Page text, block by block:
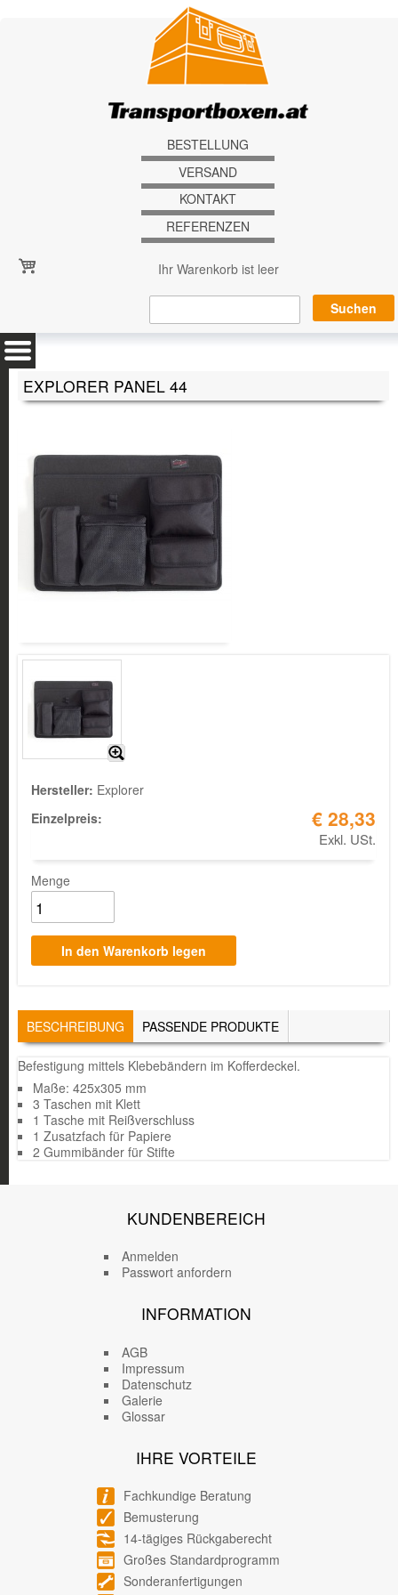
BESTELLUNG
VERSAND
KONTAKT
REFERENZEN
Ihr Warenkorb ist leer
EXPLORER PANEL 44
Hersteller: Explorer
Einzelpreis:
€ 28,33
Exkl. USt.
Menge
TABS
BESCHREIBUNG (AKTIVER
REITER)
PASSENDE PRODUKTE
Befestigung mittels Klebebändern im Kofferdeckel.
Maße: 425x305 mm
3 Taschen mit Klett
1 Tasche mit Reißverschluss
1 Zusatzfach für Papiere
2 Gummibänder für Stifte
KUNDENBEREICH
Anmelden
Passwort anfordern
INFORMATION
AGB
Impressum
Datenschutz
Galerie
Glossar
IHRE VORTEILE
Fachkundige Beratung
Bemusterung
14-tägiges Rückgaberecht
Großes Standardprogramm
Sonderanfertigungen